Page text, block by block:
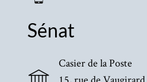
Sénat
Casier de la Poste